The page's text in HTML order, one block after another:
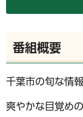
番組概要
千葉市の旬な情
爽やかな目覚め